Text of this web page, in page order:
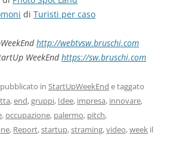
di Turisti per caso
http://webtvsw.bruschi.com
WeekEndhttps://sw.bruschi.com
in StartUpWeekEnd e taggato
,end,gruppi, Idee, impresa, innovare,
,occupazione, palermo, pitch,
, Report,startup,straming,video,week il